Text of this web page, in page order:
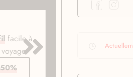
facile à
lissage ultra